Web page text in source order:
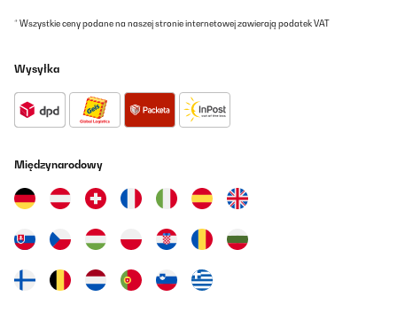
C’est comme sur les photos de présentation. L’alimentation, je
La gestion des interrupteurs à l’arrière n’est pas très commode.
potentiomètres pour les programmes de rotation pas si aisés a
voir. Un petit mémo aurait été bien pour les différents
programmes. Sinon le mode d’emploi doit être à portée de main.
Pour l’efficacité il va falloir que je laisse une montre quelques
silencieuse. Elle n’est pas près de moi lorsque je dors. Dans la
pièce principale et personne ne se plaint. Elle est jolie et bien finie
* Wszystkie ceny podane na naszej stronie internetowej zawierają podatek VAT
Wysyłka
Międzynarodowy